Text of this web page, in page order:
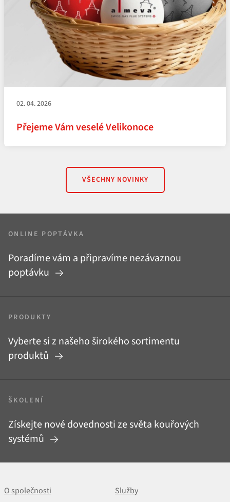
02. 04. 2026
Přejeme Vám veselé Velikonoce
VŠECHNY NOVINKY
ONLINE POPTÁVKA
Poradíme vám a připravíme nezávaznou
poptávku
PRODUKTY
Vyberte si z našeho širokého sortimentu
produktů
ŠKOLENÍ
Získejte nové dovednosti ze světa kouřových
systémů
O společnosti
Služby